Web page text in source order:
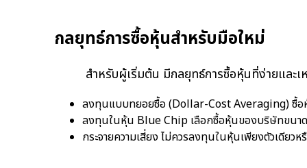
กลยุทธ์การซื้อหุ้นสำหรับมือใหม่
สำหรับผู้เริ่มต้น มีกลยุทธ์การซื้อหุ้นที่ง่ายและเห
ลงทุนแบบทยอยซื้อ (Dollar-Cost Averaging) ซื้อ
ลงทุนในหุ้น Blue Chip เลือกซื้อหุ้นของบริษัทขน
กระจายความเสี่ยง ไม่ควรลงทุนในหุ้นเพียงตัวเดียวห